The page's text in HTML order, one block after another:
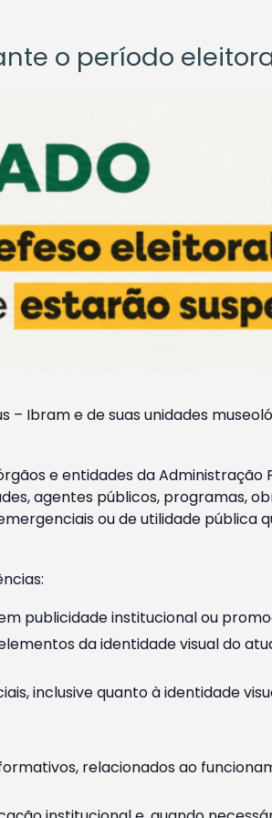
o período
– Ibram e de suas unidades
e entidades da Administração
agentes públicos, programas,
ou de utilidade pública
publicidade institucional ou
da identidade visual do
inclusive quanto à identidade
relacionados ao